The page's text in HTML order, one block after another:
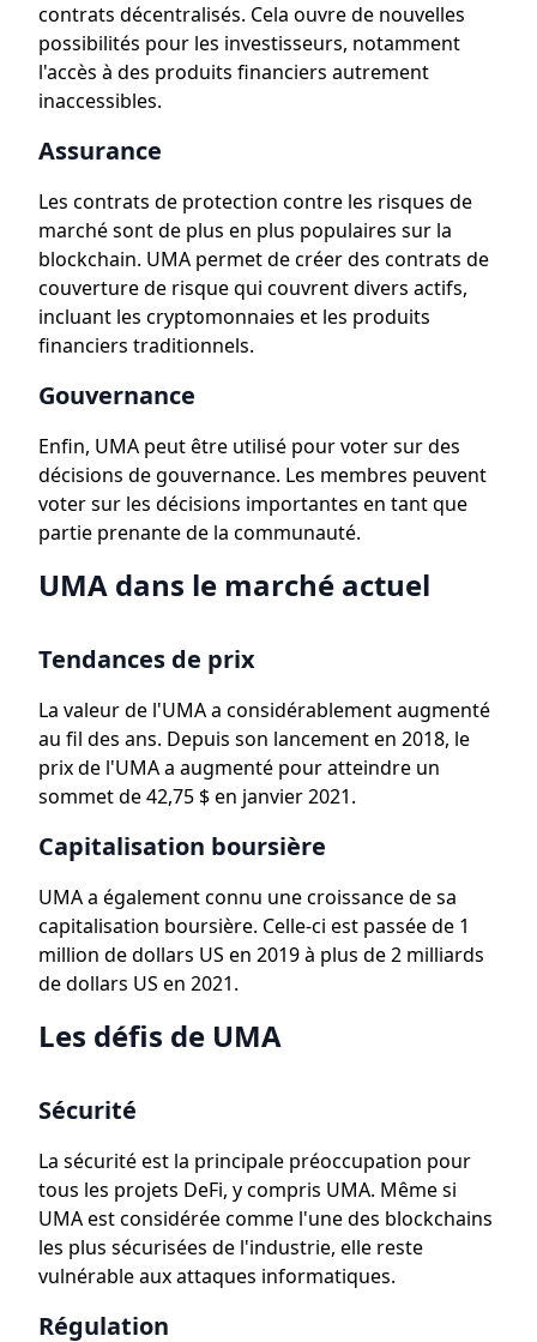
contrats décentralisés. Cela ouvre de nouvelles
possibilités pour les investisseurs, notamment
l'accès à des produits financiers autrement
inaccessibles.
Assurance
Les contrats de protection contre les risques de
marché sont de plus en plus populaires sur la
blockchain. UMA permet de créer des contrats de
couverture de risque qui couvrent divers actifs,
incluant les cryptomonnaies et les produits
financiers traditionnels.
Gouvernance
Enfin, UMA peut être utilisé pour voter sur des
décisions de gouvernance. Les membres peuvent
voter sur les décisions importantes en tant que
partie prenante de la communauté.
UMA dans le marché actuel
Tendances de prix
La valeur de l'UMA a considérablement augmenté
au fil des ans. Depuis son lancement en 2018, le
prix de l'UMA a augmenté pour atteindre un
sommet de 42,75 $ en janvier 2021.
Capitalisation boursière
UMA a également connu une croissance de sa
capitalisation boursière. Celle-ci est passée de 1
million de dollars US en 2019 à plus de 2 milliards
de dollars US en 2021.
Les défis de UMA
Sécurité
La sécurité est la principale préoccupation pour
tous les projets DeFi, y compris UMA. Même si
UMA est considérée comme l'une des blockchains
les plus sécurisées de l'industrie, elle reste
vulnérable aux attaques informatiques.
Régulation